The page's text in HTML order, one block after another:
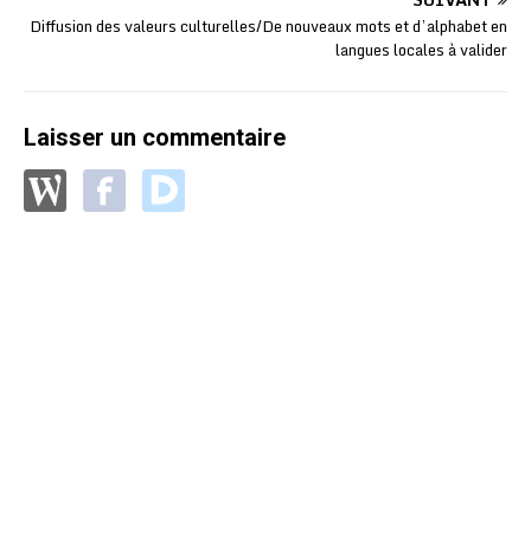
Diffusion des valeurs culturelles/De nouveaux mots et d’alphabet en
langues locales à valider
Laisser un commentaire